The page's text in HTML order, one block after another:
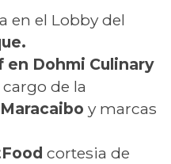
en el Lobby del
en Dohmi Culinary
de la
y marcas
cortesia de